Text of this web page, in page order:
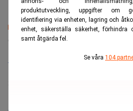
produktutveckling, uppgifter om
identifiering via enheten, lagring och
enhet, säkerställa säkerhet, förhindra
samt åtgärda fel.
Se våra 104
Senaste lediga jobben
Bolagsjurist till Eltel AB
Sista ansökningsdag: